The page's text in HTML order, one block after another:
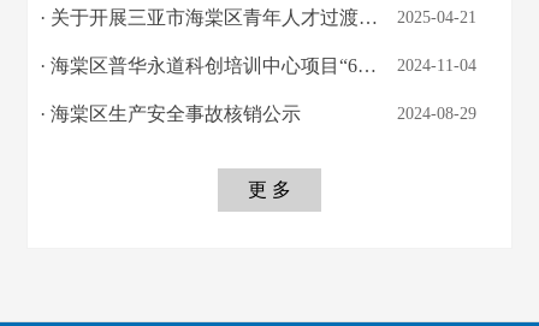
· 关于开展三亚市海棠区青年人才过渡公寓常态化申报工作的通知 2025-04-21
· 海棠区普华永道科创培训中心项目“6•8”一般高处坠亡事故调查报告 2024-11-04
· 海棠区生产安全事故核销公示 2024-08-29
更 多